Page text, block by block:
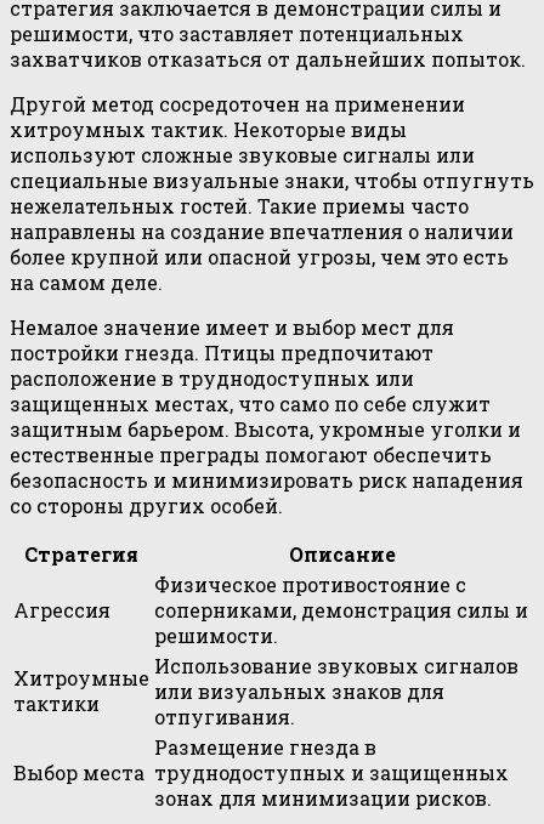
стратегия заключается в демонстрации силы и
решимости, что заставляет потенциальных
захватчиков отказаться от дальнейших попыток.
Другой метод сосредоточен на применении
хитроумных тактик. Некоторые виды
используют сложные звуковые сигналы или
специальные визуальные знаки, чтобы отпугнуть
нежелательных гостей. Такие приемы часто
направлены на создание впечатления о наличии
более крупной или опасной угрозы, чем это есть
на самом деле.
Немалое значение имеет и выбор мест для
постройки гнезда. Птицы предпочитают
расположение в труднодоступных или
защищенных местах, что само по себе служит
защитным барьером. Высота, укромные уголки и
естественные преграды помогают обеспечить
безопасность и минимизировать риск нападения
со стороны других особей.
Стратегия
Описание
Агрессия
Физическое противостояние с
соперниками, демонстрация силы и
решимости.
Хитроумные
тактики
Использование звуковых сигналов
или визуальных знаков для
отпугивания.
Выбор места
Размещение гнезда в
труднодоступных и защищенных
зонах для минимизации рисков.